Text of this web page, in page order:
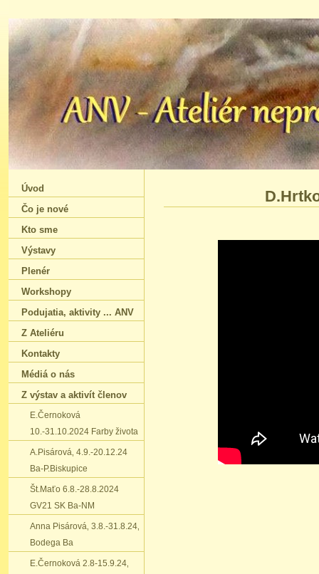
Úvod
Čo je nové
Kto sme
Výstavy
Plenér
Workshopy
Podujatia‚ aktivity ... ANV
Z Ateliéru
Kontakty
Médiá o nás
Z výstav a aktivít členov
E.Černoková
10.-31.10.2024 Farby života
A.Pisárová‚ 4.9.-20.12.24
Ba-P.Biskupice
Št.Maťo 6.8.-28.8.2024
GV21 SK Ba-NM
Anna Pisárová‚ 3.8.-31.8.24‚
Bodega Ba
E.Černoková 2.8-15.9.24‚